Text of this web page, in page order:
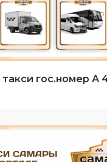
гос.номер А